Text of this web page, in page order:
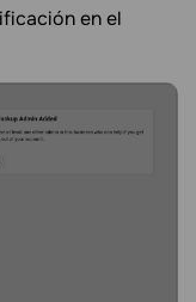
en el